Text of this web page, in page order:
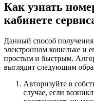
Как узнать
кабинете
Данный способ
электронном кошельке и
простым и быстрым.
выглядит следующим
Авторизуйте в
случае, если